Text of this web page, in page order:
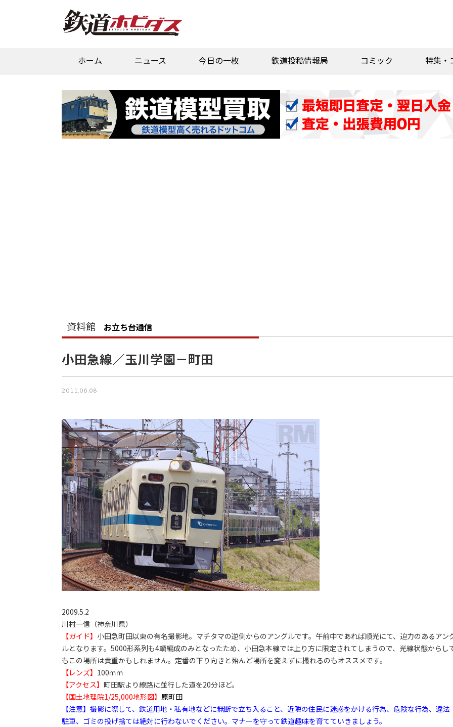
ホーム ニュース 今日の一枚 鉄道投稿情報局 コミック 特集・
資料館 お立ち台通信
小田急線／玉川学園－町田
2011.06.08
2009.5.2
川村一信（神奈川県）
【ガイド】 小田急町田以東の有名撮影地。マチタマの逆側からのアングルです。午前中であれば順光にて、迫力のあるアン
ルとなります。5000形系列も4輌編成のみとなったため、小田急本線では上り方に限定されてしまうので、光線状態からし
もこの場所は貴重かもしれません。定番の下り向きと殆んど場所を変えずに撮れるのもオススメです。
【レンズ】 100ｍｍ
【アクセス】 町田駅より線路に並行した道を20分ほど。
【国土地理院1/25,000地形図】 原町田
【注意】撮影に際して、鉄道用地・私有地などに無断で立ち入ること、近隣の住民に迷惑をかける行為、危険な行為、違法
駐車、ゴミの投げ捨ては絶対に行わないでください。マナーを守って鉄道趣味を育てていきましょう。